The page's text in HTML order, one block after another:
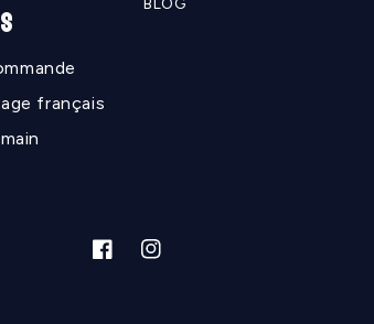
français
BLOG
FacebookInstagram